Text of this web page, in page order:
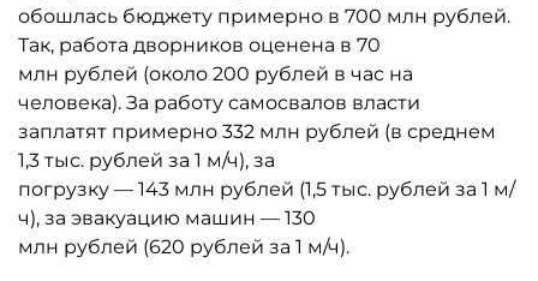
обошлась бюджету примерно в 700 млн рублей.
Так, работа дворников оценена в 70
млн рублей (около 200 рублей в час на
человека). За работу самосвалов власти
заплатят примерно 332 млн рублей (в среднем
1,3 тыс. рублей за 1 м/ч), за
погрузку — 143 млн рублей (1,5 тыс. рублей за 1 м/
ч), за эвакуацию машин — 130
млн рублей (620 рублей за 1 м/ч).